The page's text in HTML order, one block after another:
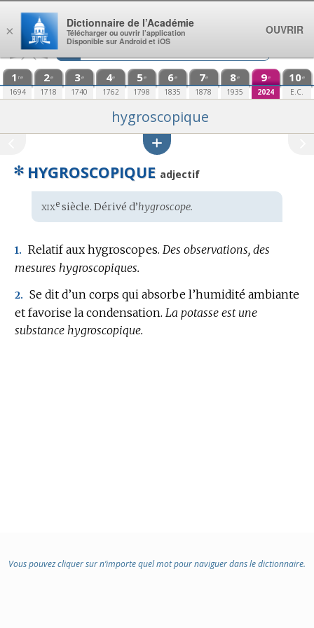
Aller au contenu
1 re
1694
2e
1718
3e
1740
4e
1762
5e
1798
6e
1835
7e
1878
8e
1935
9e
2024
10e
E.C.
hygroscopique
✻ HYGROSCOPIQUE adjectif
Étymologie
:
xixesiècle. Dérivé d’hygroscope.
1. Relatif aux hygroscopes. Des observations, des
mesures hygroscopiques.
2. Se dit d’un corps qui absorbe l’humidité ambiante
et favorise la condensation. La potasse est une
substance hygroscopique.
Vous pouvez cliquer sur n’importe quel mot pour naviguer dans le dictionnaire.
×
Dictionnaire de l’Académie
Télécharger ou ouvrir l’application
Disponible sur Android et iOS
OUVRIR